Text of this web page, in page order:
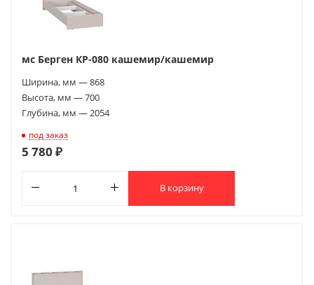
мс Берген КР-080 кашемир/кашемир
Ширина, мм — 868
Высота, мм — 700
Глубина, мм — 2054
под заказ
5 780 ₽
В корзину